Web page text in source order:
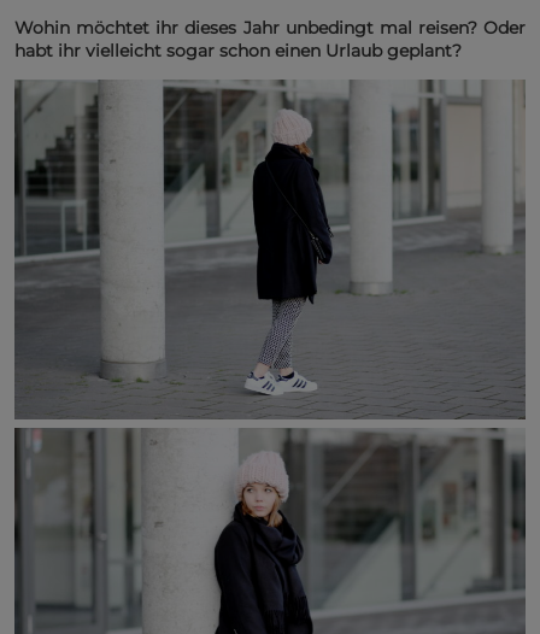
Wohin möchtet ihr dieses Jahr unbedingt mal reisen? Oder
habt ihr vielleicht sogar schon einen Urlaub geplant?